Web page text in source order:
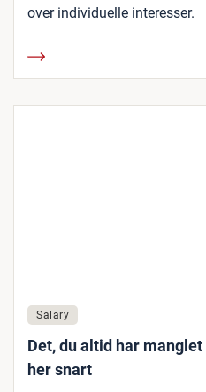
over individuelle interesser.
Salary
Det, du altid har
her snart